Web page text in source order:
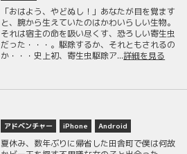
「おはよう、やどぬし！」あなたが目を覚ます
と、腕から生えていたのはかわいらしい生物。
それは宿主の命を吸い尽くす、恐ろしい寄生虫
だった・・・。駆除するか、それともされるの
か・・・史上初、寄生虫駆除ア...詳細を見る
アドベンチャー iPhone Android
夏休み、数年ぶりに帰省した田舎町で僕は何故